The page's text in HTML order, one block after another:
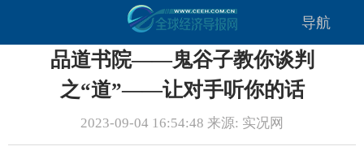
导航
品道书院——鬼谷子教你谈判
之“道”——让对手听你的话
2023-09-04 16:54:48 来源: 实况网